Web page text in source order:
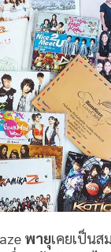
พายุเคยเป็นส